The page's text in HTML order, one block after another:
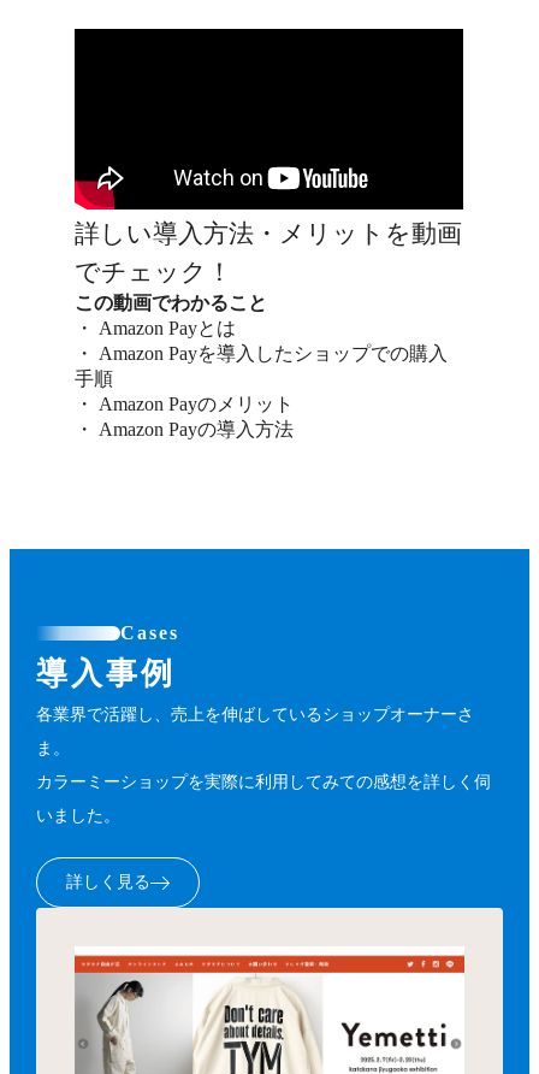
詳しい導入方法・メリットを動画
でチェック！
この動画でわかること
・ Amazon Payとは
・ Amazon Payを導入したショップでの購入
手順
・ Amazon Payのメリット
・ Amazon Payの導入方法
Cases
導入事例
各業界で活躍し、売上を伸ばしているショップオーナーさ
ま。
カラーミーショップを実際に利用してみての感想を詳しく伺
いました。
詳しく見る